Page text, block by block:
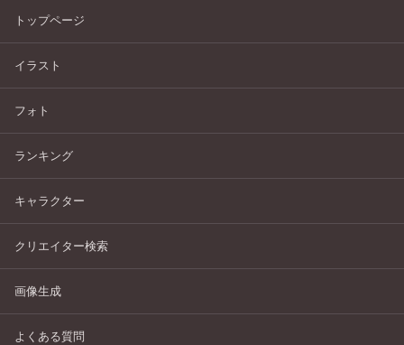
トップページ
イラスト
フォト
ランキング
キャラクター
クリエイター検索
画像生成
よくある質問